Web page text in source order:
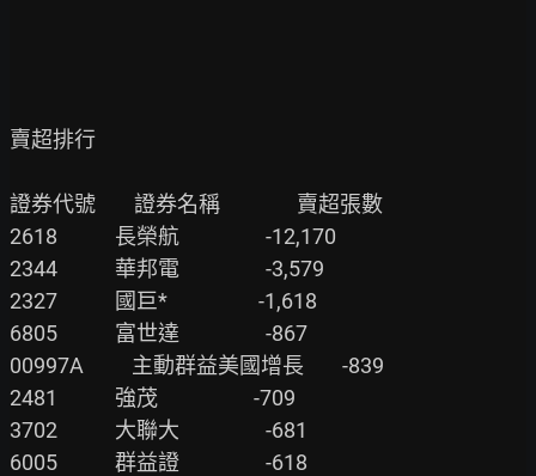
賣超排行
證券代號        證券名稱                賣超張數
2618            長榮航                  -12,170
2344            華邦電                  -3,579
2327            國巨*                   -1,618
6805            富世達                  -867
00997A          主動群益美國增長        -839
2481            強茂                    -709
3702            大聯大                  -681
6005            群益證                  -618